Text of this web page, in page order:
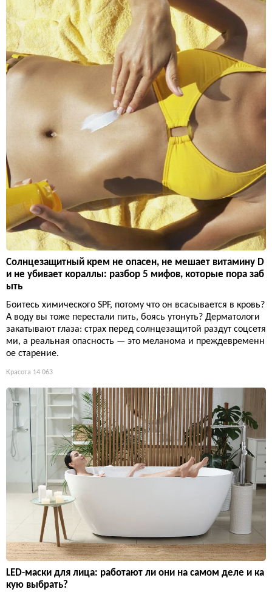
Солнцезащитный крем не опасен, не мешает витамину D
и не убивает кораллы: разбор 5 мифов, которые пора заб
ыть
Боитесь химического SPF, потому что он всасывается в кровь?
А воду вы тоже перестали пить, боясь утонуть? Дерматологи
закатывают глаза: страх перед солнцезащитой раздут соцсетя
ми, а реальная опасность — это меланома и преждевременн
ое старение.
Красота 14 063
LED-маски для лица: работают ли они на самом деле и ка
кую выбрать?